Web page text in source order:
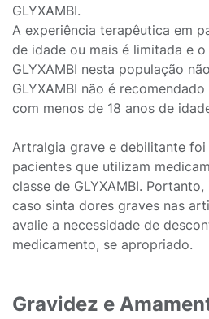
GLYXAMBI.
A experiência terapêutica em
de idade ou mais é limitada e
GLYXAMBI nesta população
GLYXAMBI não é
com menos de 18 anos de
Artralgia grave e debilitante
pacientes que utilizam
classe de GLYXAMBI.
caso sinta dores graves nas
avalie a necessidade de
medicamento, se apropriado.
Gravidez e